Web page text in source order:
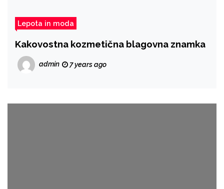
Lepota in moda
Kakovostna kozmetična blagovna znamka
admin 7 years ago